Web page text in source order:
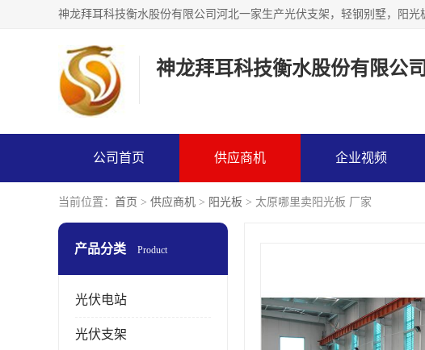
神龙拜耳科技衡水股份有限公司
公司首页 供应商机 企业视频
当前位置： 首页 > 供应商机 > 阳光板 > 太原哪里卖阳光板 厂家
产品分类 Product
光伏电站
光伏支架